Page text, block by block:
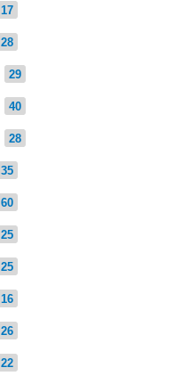
17
28
29
40
28
35
60
25
25
16
26
22